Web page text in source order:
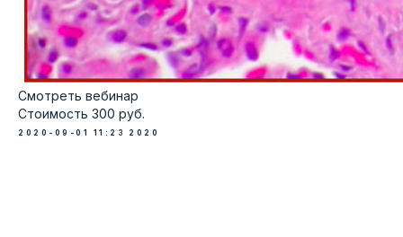
Смотреть вебинар
Стоимость 300 руб.
2020-09-01 11:23 2020